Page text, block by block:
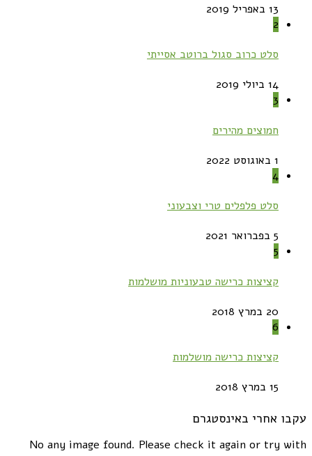
13 באפריל 2019
2
סלט כרוב סגול ברוטב אסייתי
14 ביולי 2019
3
חמוצים מהירים
1 באוגוסט 2022
4
סלט פלפלים טרי וצבעוני
5 בפברואר 2021
5
קציצות כרישה טבעוניות מושלמות
20 במרץ 2018
6
קציצות כרישה מושלמות
15 במרץ 2018
עקבו אחרי באינסטגרם
No any image found. Please check it again or try with